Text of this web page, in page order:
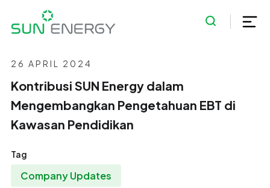
26 APRIL 2024
Kontribusi SUN Energy dalam
Mengembangkan Pengetahuan EBT di
Kawasan Pendidikan
Tag
Company Updates